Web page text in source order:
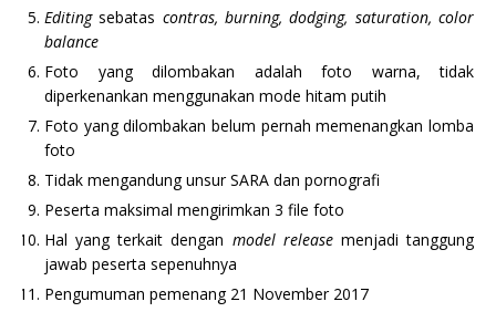
Editingsebatas contras, burning, dodging, saturation, color
balance
Foto yang dilombakan adalah foto warna, tidak
diperkenankan menggunakan mode hitam putih
Foto yang dilombakan belum pernah memenangkan lomba
foto
Tidak mengandung unsur SARA dan pornografi
Peserta maksimal mengirimkan 3 file foto
Hal yang terkait dengan model releasemenjadi tanggung
jawab peserta sepenuhnya
Pengumuman pemenang 21 November 2017